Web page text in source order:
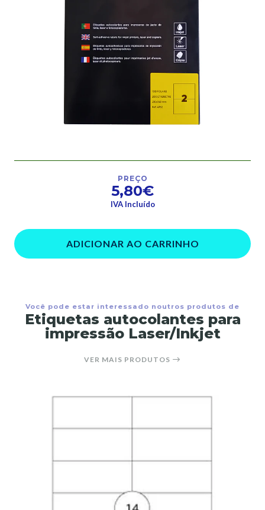
PREÇO
5,80€
IVA Incluído
ADICIONAR AO CARRINHO
Você pode estar interessado noutros produtos de
Etiquetas autocolantes para
impressão Laser/Inkjet
VER MAIS PRODUTOS